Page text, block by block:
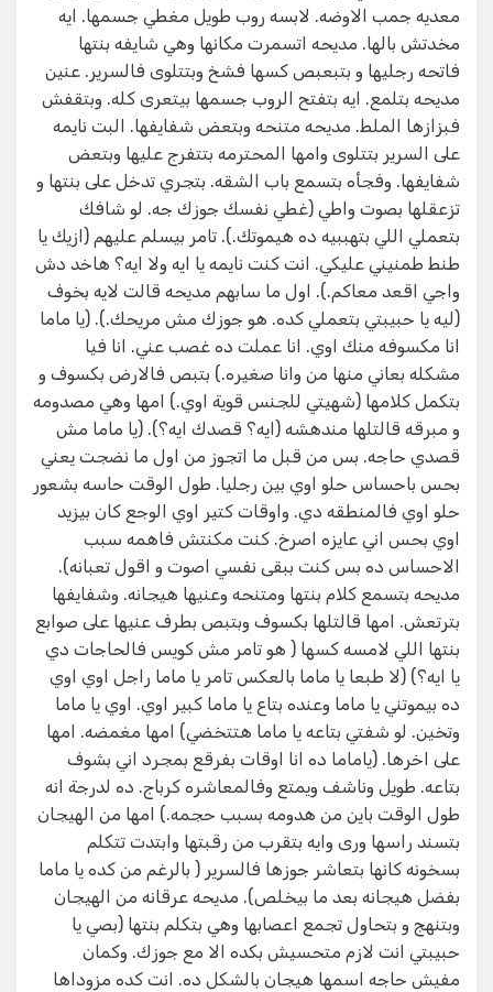
معديه جمب الاوضه. لابسه روب طويل مغطي جسمها. ايه
مخدتش بالها. مديحه اتسمرت مكانها وهي شايفه بنتها
فاتحه رجليها و بتبعبص كسها فشخ وبتتلوى فالسرير. عنين
مديحه بتلمع. ايه بتفتح الروب جسمها بيتعرى كله. وبتقفش
فبزازها الملط. مديحه متنحه وبتعض شفايفها. البت نايمه
على السرير بتتلوى وامها المحترمه بتتفرج عليها وبتعض
شفايفها. وفجأه بتسمع باب الشقه. بتجري تدخل على بنتها و
تزعقلها بصوت واطي (غطي نفسك جوزك جه. لو شافك
بتعملي اللي بتهببيه ده هيموتك.). تامر بيسلم عليهم (ازيك يا
طنط طمنيني عليكي. انت كنت نايمه يا ايه ولا ايه؟ هاخد دش
واجي اقعد معاكم.). اول ما سابهم مديحه قالت لايه بخوف
(ليه يا حبيبتي بتعملي كده. هو جوزك مش مريحك.). (يا ماما
انا مكسوفه منك اوي. انا عملت ده غصب عني. انا فيا
مشكله بعاني منها من وانا صغيره.) بتبص فالارض بكسوف و
بتكمل كلامها (شهيتي للجنس قوية اوي.) امها وهي مصدومه
و مبرقه قالتلها مندهشه (ايه؟ قصدك ايه؟). (يا ماما مش
قصدي حاجه. بس من قبل ما اتجوز من اول ما نضجت يعني
بحس باحساس حلو اوي بين رجليا. طول الوقت حاسه بشعور
حلو اوي فالمنطقه دي. واوقات كتير اوي الوجع كان بيزيد
اوي بحس اني عايزه اصرخ. كنت مكنتش فاهمه سبب
الاحساس ده بس كنت ببقى نفسي اصوت و اقول تعبانه).
مديحه بتسمع كلام بنتها ومتنحه وعنيها هيجانه. وشفايفها
بترتعش. امها قالتلها بكسوف وبتبص بطرف عنيها على صوابع
بنتها اللي لامسه كسها ( هو تامر مش كويس فالحاجات دي
يا ايه؟) (لا طبعا يا ماما بالعكس تامر يا ماما راجل اوي اوي
ده بيموتني يا ماما وعنده بتاع يا ماما كبير اوي. اوي يا ماما
وتخين. لو شفتي بتاعه يا ماما هتتخضي) امها مغمضه. امها
على اخرها. (ياماما ده انا اوقات بفرقع بمجرد اني بشوف
بتاعه. طويل وناشف ويمتع وفالمعاشره كرباج. ده لدرجة انه
طول الوقت باين من هدومه بسبب حجمه.) امها من الهيجان
بتسند راسها ورى وايه بتقرب من رقبتها وابتدت تتكلم
بسخونه كانها بتعاشر جوزها فالسرير ( بالرغم من كده يا ماما
بفضل هيجانه بعد ما بيخلص). مديحه عرقانه من الهيجان
وبتنهج و بتحاول تجمع اعصابها وهي بتكلم بنتها (بصي يا
حبيبتي انت لازم متحسيش بكده الا مع جوزك. وكمان
مفيش حاجه اسمها هيجان بالشكل ده. انت كده مزوداها